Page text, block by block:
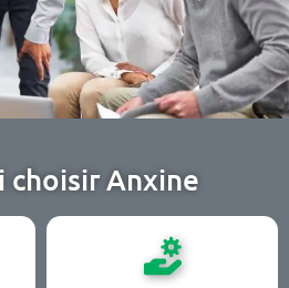
choisir Anxine